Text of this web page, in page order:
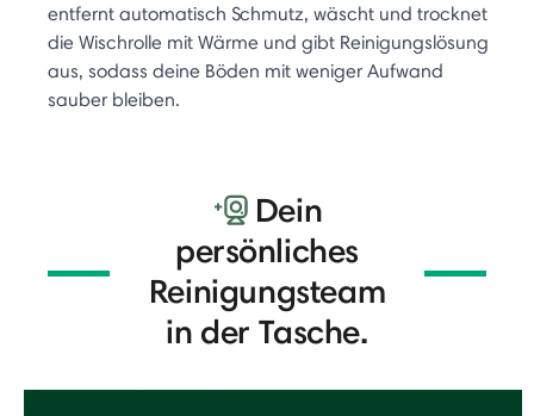
entfernt automatisch Schmutz, wäscht und trocknet
die Wischrolle mit Wärme und gibt Reinigungslösung
aus, sodass deine Böden mit weniger Aufwand
sauber bleiben.
Dein
persönliches
Reinigungsteam
in der Tasche.